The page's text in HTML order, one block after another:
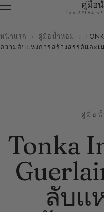
คู่มือ
โดย SYLVAINE
หน้าแรก › คู่มือน้ำหอม ›
ความลับแห่งการสร้างสรรค์และเ
คู่มือ
Tonka
ลับแ